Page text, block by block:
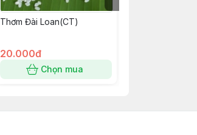
Thơm Đài Loan(CT)
20.000đ
Chọn mua